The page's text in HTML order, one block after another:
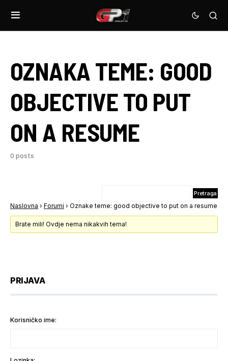
OZNAKA TEME: GOOD
OBJECTIVE TO PUT
ON A RESUME
0 posts
Naslovna › Forumi › Oznake teme: good objective to put on a resume
Brate mili! Ovdje nema nikakvih tema!
PRIJAVA
Korisničko ime: